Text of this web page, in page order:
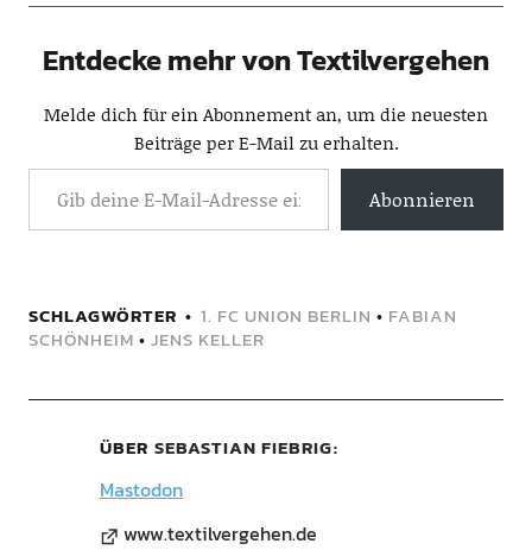
Entdecke mehr von Textilvergehen
Melde dich für ein Abonnement an, um die neuesten
Beiträge per E-Mail zu erhalten.
Abonnieren
SCHLAGWÖRTER 1. FC UNION BERLIN • FABIAN
SCHÖNHEIM • JENS KELLER
ÜBER SEBASTIAN FIEBRIG
Mastodon
www.textilvergehen.de